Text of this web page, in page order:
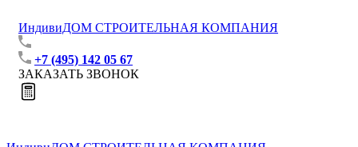
ИндивиДОМ СТРОИТЕЛЬНАЯ КОМПАНИЯ
+7 (495) 142 05 67
ЗАКАЗАТЬ ЗВОНОК